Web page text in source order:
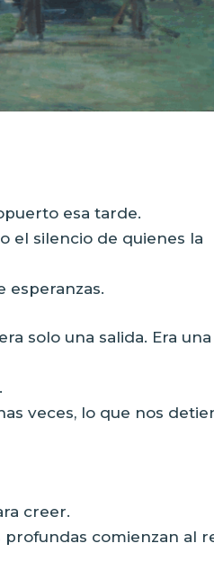
esa tarde.
el silencio de quienes la
esperanzas.
solo una salida. Era una
veces, lo que nos
creer.
comienzan al